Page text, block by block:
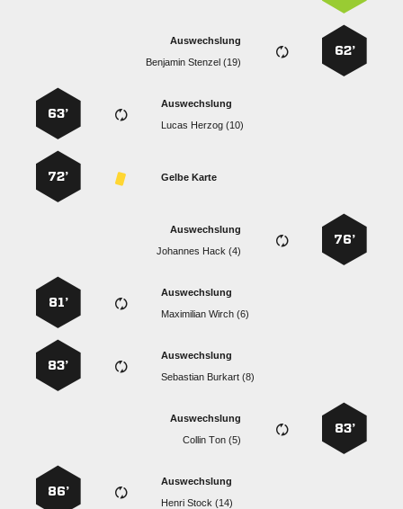
62’
Auswechslung
  
Auswechslung
  
63’
Gelbe Karte
72’
76’
Auswechslung
  
Auswechslung
  
81’
Auswechslung
  
83’
83’
Auswechslung
  
Auswechslung
  
86’